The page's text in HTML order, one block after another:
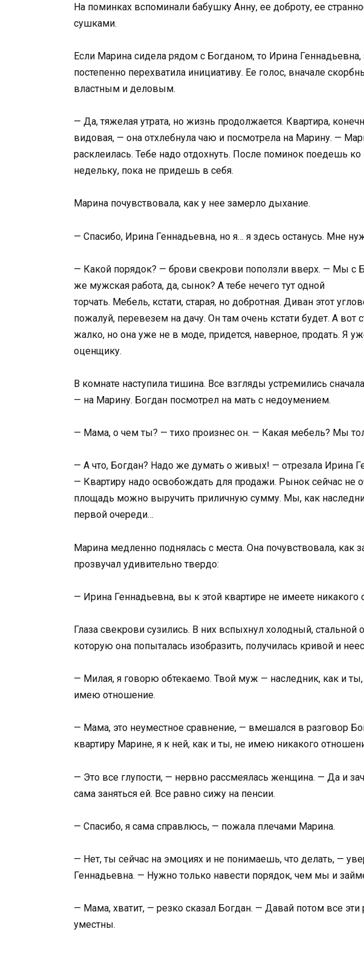
На поминках вспоминали бабушку Анну, ее доброту, ее
сушками.
Если Марина сидела рядом с Богданом, то Ирина Геннадьевна,
постепенно перехватила инициативу. Ее голос, вначале
властным и деловым.
— Да, тяжелая утрата, но жизнь продолжается. Квартира,
видовая, — она отхлебнула чаю и посмотрела на Марину. —
расклеилась. Тебе надо отдохнуть. После поминок поедешь
недельку, пока не придешь в себя.
Марина почувствовала, как у нее замерло дыхание.
— Спасибо, Ирина Геннадьевна, но я… я здесь останусь. Мне
— Какой порядок? — брови свекрови поползли вверх. — Мы с
же мужская работа, да, сынок? А тебе нечего тут одной
торчать. Мебель, кстати, старая, но добротная. Диван этот
пожалуй, перевезем на дачу. Он там очень кстати будет. А вот
жалко, но она уже не в моде, придется, наверное, продать. Я
оценщику.
В комнате наступила тишина. Все взгляды устремились
— на Марину. Богдан посмотрел на мать с недоумением.
— Мама, о чем ты? — тихо произнес он. — Какая мебель? Мы
— А что, Богдан? Надо же думать о живых! — отрезала Ирина
— Квартиру надо освобождать для продажи. Рынок сейчас не
площадь можно выручить приличную сумму. Мы, как
первой очереди…
Марина медленно поднялась с места. Она почувствовала, как
прозвучал удивительно твердо:
— Ирина Геннадьевна, вы к этой квартире не имеете никакого
Глаза свекрови сузились. В них вспыхнул холодный, стальной
которую она попыталась изобразить, получилась кривой и
— Милая, я говорю обтекаемо. Твой муж — наследник, как и ты,
имею отношение.
— Мама, это неуместное сравнение, — вмешался в разговор
квартиру Марине, я к ней, как и ты, не имею никакого
— Это все глупости, — нервно рассмеялась женщина. — Да и
сама заняться ей. Все равно сижу на пенсии.
— Спасибо, я сама справлюсь, — пожала плечами Марина.
— Нет, ты сейчас на эмоциях и не понимаешь, что делать, —
Геннадьевна. — Нужно только навести порядок, чем мы и
— Мама, хватит, — резко сказал Богдан. — Давай потом все эти
уместны.